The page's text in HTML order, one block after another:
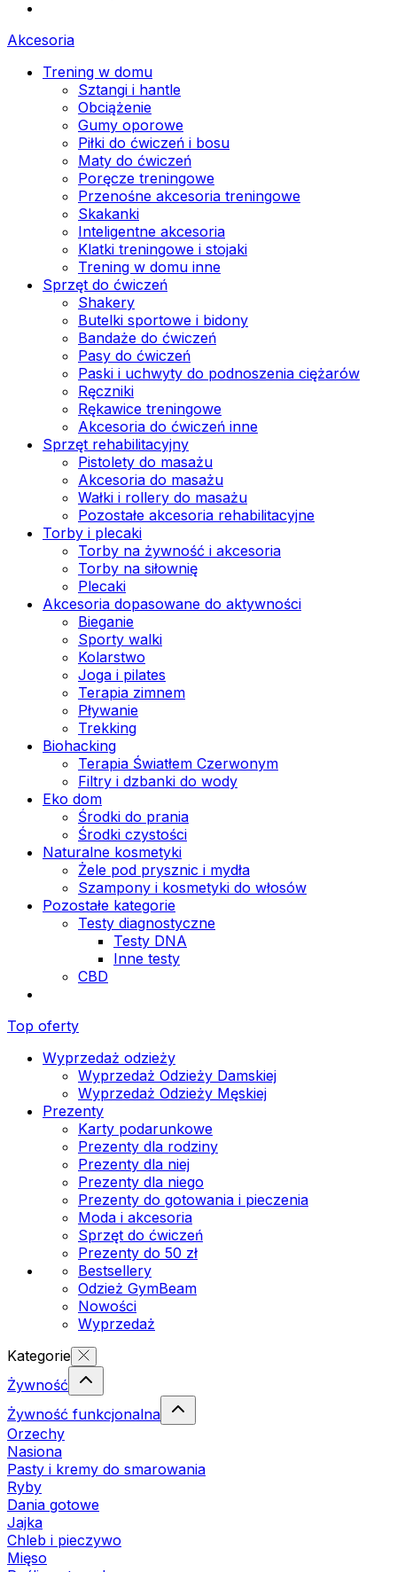
Akcesoria
Trening w domu
Sztangi i hantle
Obciążenie
Gumy oporowe
Piłki do ćwiczeń i bosu
Maty do ćwiczeń
Poręcze treningowe
Przenośne akcesoria treningowe
Skakanki
Inteligentne akcesoria
Klatki treningowe i stojaki
Trening w domu inne
Sprzęt do ćwiczeń
Shakery
Butelki sportowe i bidony
Bandaże do ćwiczeń
Pasy do ćwiczeń
Paski i uchwyty do podnoszenia ciężarów
Ręczniki
Rękawice treningowe
Akcesoria do ćwiczeń inne
Sprzęt rehabilitacyjny
Pistolety do masażu
Akcesoria do masażu
Wałki i rollery do masażu
Pozostałe akcesoria rehabilitacyjne
Torby i plecaki
Torby na żywność i akcesoria
Torby na siłownię
Plecaki
Akcesoria dopasowane do aktywności
Bieganie
Sporty walki
Kolarstwo
Joga i pilates
Terapia zimnem
Pływanie
Trekking
Biohacking
Terapia Światłem Czerwonym
Filtry i dzbanki do wody
Eko dom
Środki do prania
Środki czystości
Naturalne kosmetyki
Żele pod prysznic i mydła
Szampony i kosmetyki do włosów
Pozostałe kategorie
Testy diagnostyczne
Testy DNA
Inne testy
CBD
Top oferty
Wyprzedaż odzieży
Wyprzedaż Odzieży Damskiej
Wyprzedaż Odzieży Męskiej
Prezenty
Karty podarunkowe
Prezenty dla rodziny
Prezenty dla niej
Prezenty dla niego
Prezenty do gotowania i pieczenia
Moda i akcesoria
Sprzęt do ćwiczeń
Prezenty do 50 zł
Bestsellery
Odzież GymBeam
Nowości
Wyprzedaż
Kategorie
Żywność
Żywność funkcjonalna
Orzechy
Nasiona
Pasty i kremy do smarowania
Ryby
Dania gotowe
Jajka
Chleb i pieczywo
Mięso